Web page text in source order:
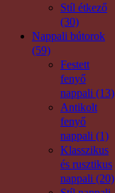
Stíl étkező
(30)
Nappali bútorok
(59)
Festett
fenyő
nappali (13)
Antikolt
fenyő
nappali (1)
Klasszikus
és rusztikus
nappali (20)